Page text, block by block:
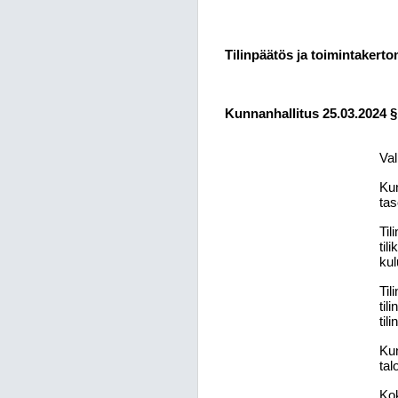
Tilinpäätös ja
Kunnanhallitus 25.03.2024